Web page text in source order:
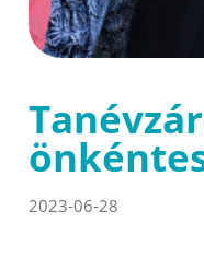
2023-06-28